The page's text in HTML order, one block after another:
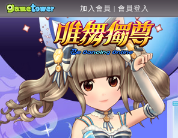
加入會員 | 會員登入